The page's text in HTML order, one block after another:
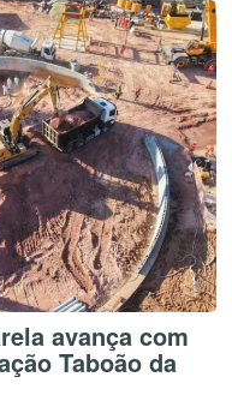
avança com
Taboão da